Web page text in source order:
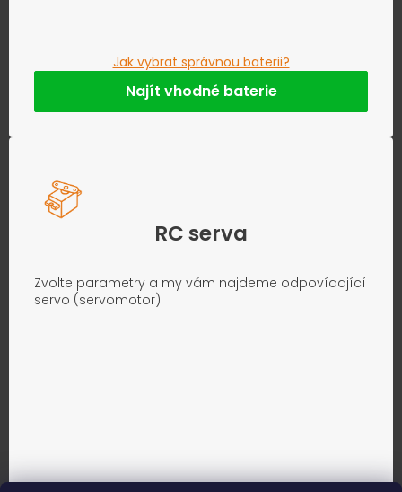
Jak vybrat správnou baterii?
Najít vhodné baterie
RC serva
Zvolte parametry a my vám najdeme odpovídající
servo (servomotor).